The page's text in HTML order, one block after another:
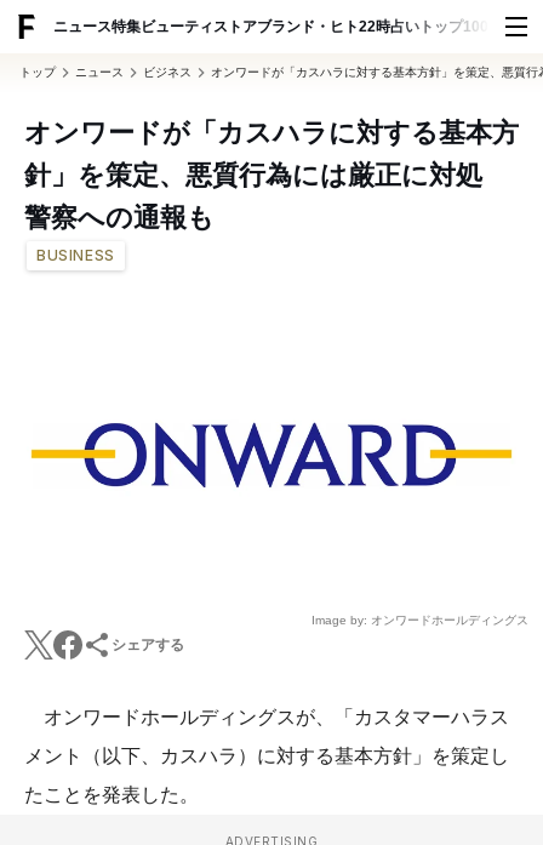
ニュース特集ビューティ ストアブランド・ヒト22時占い トップ100 スナッ
トップ ニュース ビジネス オンワードが「カスハラに対する基本方針」を策定、悪質
オンワードが「カスハラに対する基本方
針」を策定、悪質行為には厳正に対処
警察への通報も
BUSINESS
Image by: オンワードホールディングス
シェアする
オンワードホールディングスが、「カスタマーハラス
メント（以下、カスハラ）に対する基本方針」を策定し
たことを発表した。
ADVERTISING